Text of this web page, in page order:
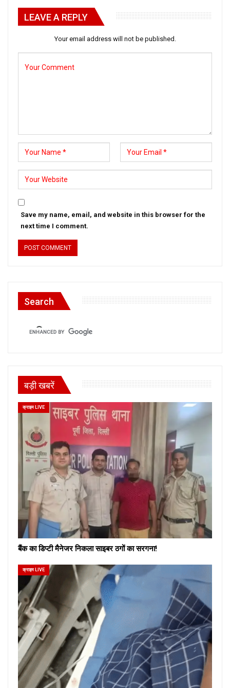
LEAVE A REPLY
Your email address will not be published.
Save my name, email, and website in this browser for the
next time I comment.
Search
बड़ी खबरें
क्राइम LIVE
बैंक का डिप्टी मैनेजर निकला साइबर ठगों का सरगना!
क्राइम LIVE